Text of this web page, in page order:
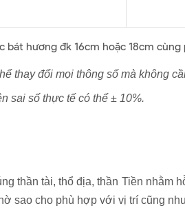
bát hương đk 16cm hoặc 18cm cùng
thay đổi mọi thông số mà không
sai số thực tế có thể ± 10%.
thần tài, thổ địa, thần Tiền nhằm
sao cho phù hợp với vị trí cũng